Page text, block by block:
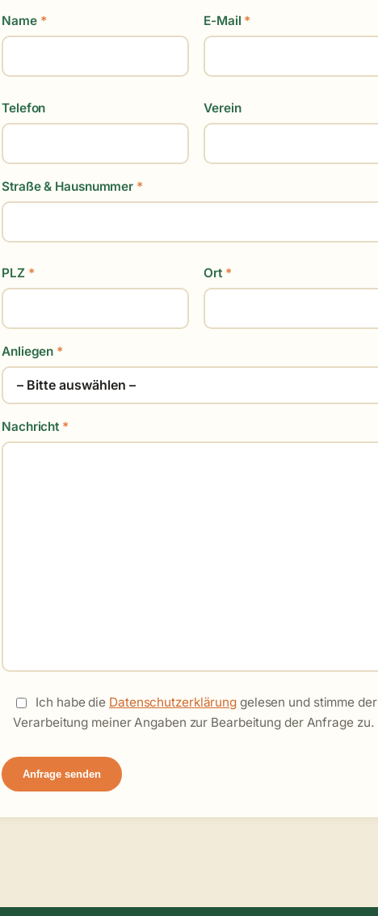
Name * E-Mail *
Telefon Verein
Straße & Hausnummer *
PLZ * Ort *
Anliegen *
Nachricht *
Ich habe die Datenschutzerklärung gelesen und stimme der
Verarbeitung meiner Angaben zur Bearbeitung der Anfrage zu.